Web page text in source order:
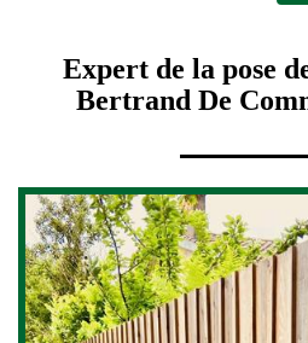
Expert de la pose
Bertrand De